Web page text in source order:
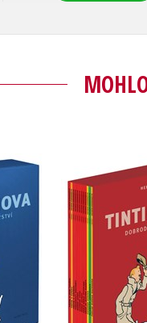
-
13-24
kompletní